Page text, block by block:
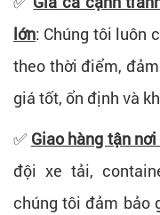
lớn: Chúng tôi luôn
theo thời điểm,
giá tốt, ổn định và
✅ Giao hàng tận
đội xe tải,
chúng tôi đảm bảo